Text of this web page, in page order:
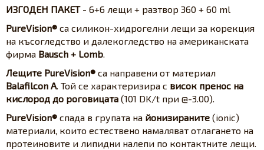
ИЗГОДЕН ПАКЕТ- 6+6 лещи + разтвор 360 + 60 ml
PureVision® са силикон-хидрогелни лещи за корекция
на късогледство и далекогледство на американската
фирма Bausch + Lomb.
Лещите PureVision® са направени от материал
Balafilcon A. Той се характеризира с висок пренос на
кислород до роговицата (101 DK/t при @-3.00).
PureVision® спада в групата на йонизираните (ionic)
материали, които естествено намаляват отлагането на
протеиновите и липидни налепи по контактните лещи.